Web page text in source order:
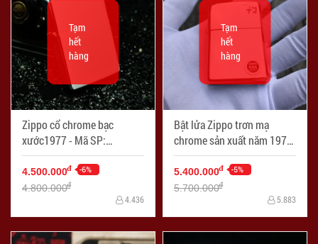
Zippo cổ chrome bạc
xước1977 - Mã SP:
ZPC2306-6
Tạm
hết
hàng
4.500.000đ -6%
4.800.000đ
4.436
Bật lửa Zippo trơn mạ
chrome sản xuất năm 1979
(cái) - Mã SP: ZPC3218
Tạm
hết
hàng
5.400.000đ -5%
5.700.000đ
5.883